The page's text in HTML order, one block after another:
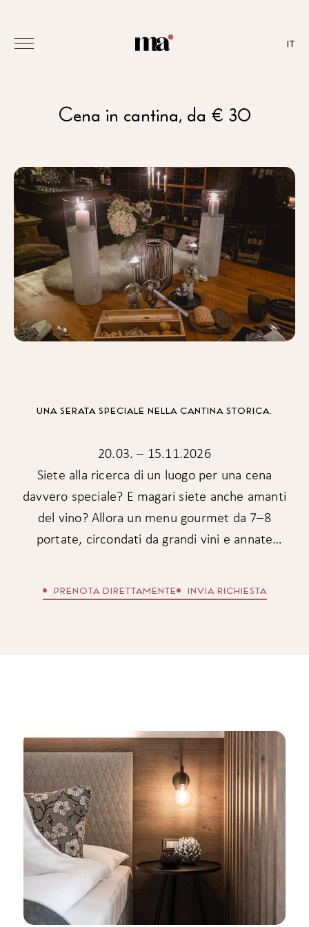
IT
Cena in cantina, da € 30
UNA SERATA SPECIALE NELLA CANTINA STORICA.
20.03. – 15.11.2026
Siete alla ricerca di un luogo per una cena
davvero speciale? E magari siete anche amanti
del vino? Allora un menu gourmet da 7–8
portate, circondati da grandi vini e annate
ciò che fa per voi. Una serata romantica, ricca di
PRENOTA DIRETTAMENTE INVIA RICHIESTA